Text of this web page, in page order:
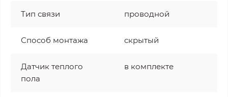
Тип связи проводной
Способ монтажа скрытый
Датчик теплого
пола
в комплекте